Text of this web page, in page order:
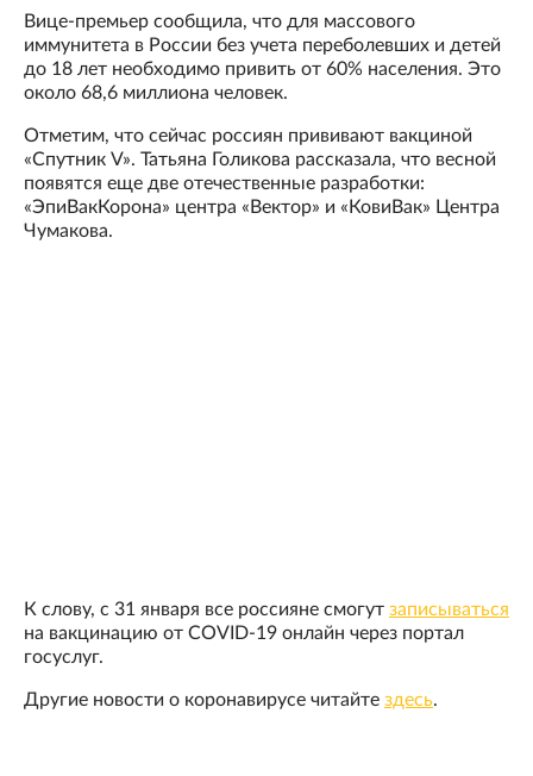
Вице-премьер сообщила, что для массового
иммунитета в России без учета переболевших и детей
до 18 лет необходимо привить от 60% населения. Это
около 68,6 миллиона человек.
Отметим, что сейчас россиян прививают вакциной
«Спутник V». Татьяна Голикова рассказала, что весной
появятся еще две отечественные разработки:
«ЭпиВакКорона» центра «Вектор» и «КовиВак» Центра
Чумакова.
К слову, с 31 января все россияне смогут записываться
на вакцинацию от COVID-19 онлайн через портал
госуслуг.
Другие новости о коронавирусе читайте здесь.